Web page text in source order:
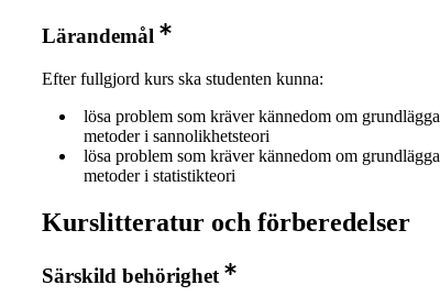
Lärandemål
Efter fullgjord kurs ska studenten kunna:
lösa problem som kräver kännedom om
metoder i sannolikhetsteori
lösa problem som kräver kännedom om
metoder i statistikteori
Kurslitteratur och förberedelser
Särskild behörighet